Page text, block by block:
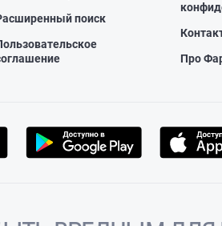
поиск
Про